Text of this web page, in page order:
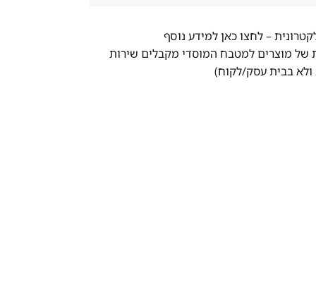
–לחצו כאן למידע נוסף
של מוצרים למטבח המוסדי מקבלים שירות
בבית עסק/לקוח)